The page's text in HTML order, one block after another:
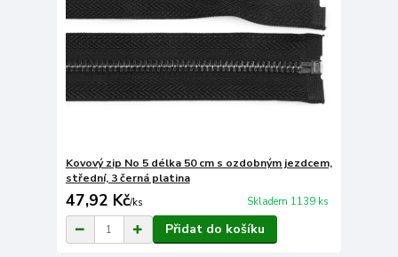
Kovový zip No 5 délka 50 cm s ozdobným jezdcem,
střední, 3 černá platina
47,92 Kč/ks Skladem 1139 ks
Přidat do košíku